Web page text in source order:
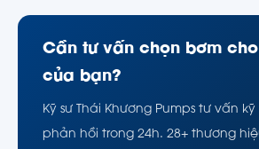
Cần tư vấn chọn bơm
của bạn?
Kỹ sư Thái Khương Pumps tư vấn
phản hồi trong 24h. 28+ thương